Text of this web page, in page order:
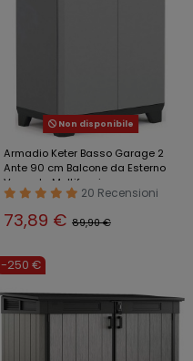
Non disponibile
Armadio Keter Basso Garage 2
Ante 90 cm Balcone da Esterno
Veranda Multifunzione
20 Recensioni
73,89 € 89,90 €
-250 €